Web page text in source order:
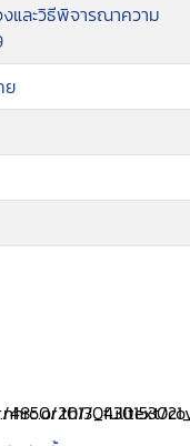
ละวิธีพิจารณาความ
ย